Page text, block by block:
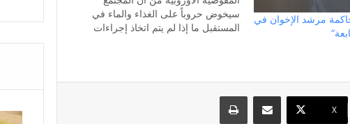
مرشد الإخوان في
سيخوض حروباً على الغذاء والماء في
المستقبل ما إذا لم يتم اتخاذ إجراءات
فبراير شباط: الاحتباس الحراري
يشكل…
X
مشاركة عبر البريد طباعة